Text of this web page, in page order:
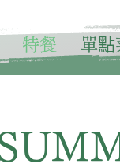
特餐 單點